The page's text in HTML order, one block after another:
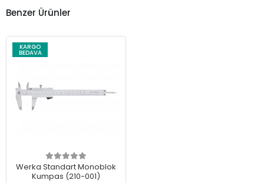
Benzer Ürünler
KARGO
BEDAVA
Werka Standart Monoblok
Kumpas (210-001)